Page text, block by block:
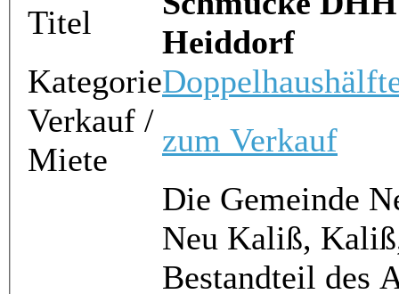
Titel
Heiddorf
Kategorie
Verkauf /
Miete
zum Verkauf
Die Gemeinde
Neu Kaliß,
Bestandteil des